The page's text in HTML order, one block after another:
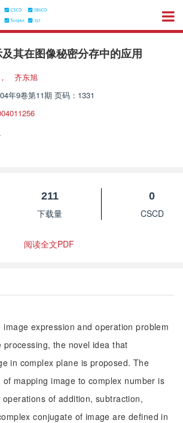
其在图像秘密分存中的应用
，
齐东旭
年9卷第11期 页码：1331
211
下载量
0
CSCD
阅读全文PDF
image expression and operation problem
the novel idea that
in complex plane is proposed. The
mapping image to complex number is
of addition, subtraction,
conjugate of image are defined in